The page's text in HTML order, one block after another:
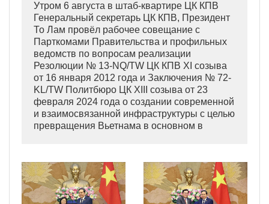
Утром 6 августа в штаб-квартире ЦК КПВ
Генеральный секретарь ЦК КПВ, Президент
То Лам провёл рабочее совещание с
Парткомами Правительства и профильных
ведомств по вопросам реализации
Резолюции № 13-NQ/TW ЦК КПВ XI созыва
от 16 января 2012 года и Заключения № 72-
KL/TW Политбюро ЦК XIII созыва от 23
февраля 2024 года о создании современной
и взаимосвязанной инфраструктуры с целью
превращения Вьетнама в основном в